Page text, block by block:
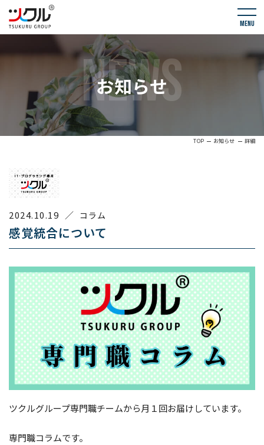
menu
NEWS
お知らせ
TOP お知らせ 詳細
2024.10.19 ／ コラム
感覚統合について
ツクルグループ専門職チームから月１回お届けしています。
専門職コラムです。